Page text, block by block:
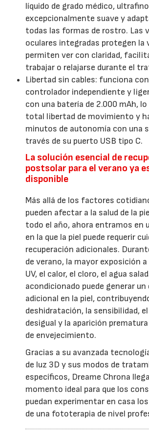
líquido de grado médico,
excepcionalmente suave y
todas las formas de rostro. Las
oculares integradas protegen la
permiten ver con claridad,
trabajar o relajarse durante el
Libertad sin cables: funciona
controlador independiente y
con una batería de 2.000 mAh,
total libertad de movimiento y
minutos de autonomía con una
través de su puerto USB tipo C.
La solución esencial de
postsolar para el verano ya
disponible
Más allá de los factores
pueden afectar a la salud de la
todo el año, ahora entramos en
en la que la piel puede requerir
recuperación adicionales.
de verano, la mayor exposición
UV, el calor, el cloro, el agua
acondicionado puede generar
adicional en la piel,
deshidratación, la sensibilidad,
desigual y la aparición
de envejecimiento.
Gracias a su avanzada
de luz 3D y sus modos de
específicos, Dreame Chrona
momento ideal para que los
puedan experimentar en casa
de una fototerapia de nivel